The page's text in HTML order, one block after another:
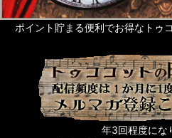
ポイント貯まる便利でお得なトゥ
年3回程度にな